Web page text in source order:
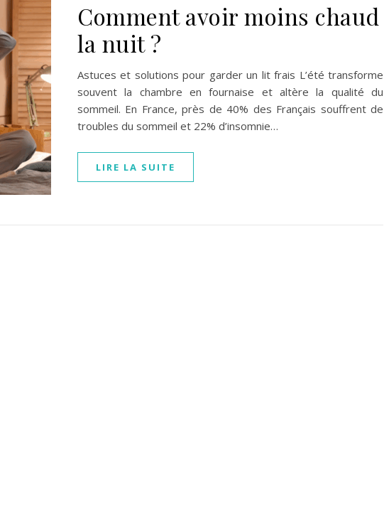
Comment avoir moins chaud
la nuit ?
Astuces et solutions pour garder un lit frais L’été transforme
souvent la chambre en fournaise et altère la qualité du
sommeil. En France, près de 40% des Français souffrent de
troubles du sommeil et 22% d’insomnie…
LIRE LA SUITE